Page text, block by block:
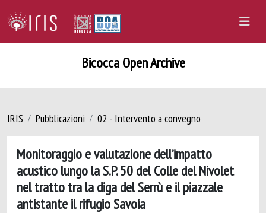
Bicocca Open Archive
IRIS Pubblicazioni 02 - Intervento a convegno
Monitoraggio e valutazione dell’impatto
acustico lungo la S.P. 50 del Colle del Nivolet
nel tratto tra la diga del Serrù e il piazzale
antistante il rifugio Savoia